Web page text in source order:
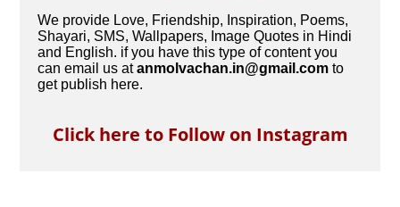
We provide Love, Friendship, Inspiration, Poems,
Shayari, SMS, Wallpapers, Image Quotes in Hindi
and English. if you have this type of content you
can email us atanmolvachan.in@gmail.com to
get publish here.
Click here to Follow on Instagram